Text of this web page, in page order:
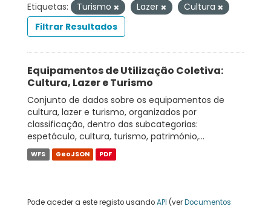
Etiquetas:
Turismo Lazer
Cultura
Filtrar Resultados
Equipamentos de Utilização Coletiva:
Cultura, Lazer e Turismo
Conjunto de dados sobre os equipamentos de
cultura, lazer e turismo, organizados por
classificação, dentro das subcategorias:
espetáculo, cultura, turismo, património,...
WFS GeoJSON PDF
Pode aceder a este registo usandoAPI (verDocumentos